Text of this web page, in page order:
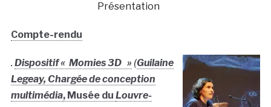
Présentation
Compte-rendu
. Dispositif « Momies 3D » (Guilaine
Legeay, Chargée de conception
multimédia, Musée du Louvre-